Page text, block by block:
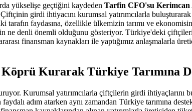
yükselişe geçtiğini kaydeden Tarfin CFO'su Kerimcan
girdi ihtiyacını kurumsal yatırımcılarla
tarafın faydasına, özellikle ülkemizin tarımı ve
ne denli önemli olduğunu gösteriyor. Türkiye'deki
finansman kaynakları ile yaptığımız anlaşmalarla
Kurarak Türkiye Tarımına
Kurumsal yatırımcılarla çiftçilerin girdi ihtiyaçlarını
adım atarken aynı zamandan Türkiye tarımına